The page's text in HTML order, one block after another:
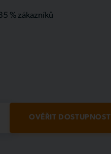
% zákazníků
OVĚŘIT DOSTUPNOST